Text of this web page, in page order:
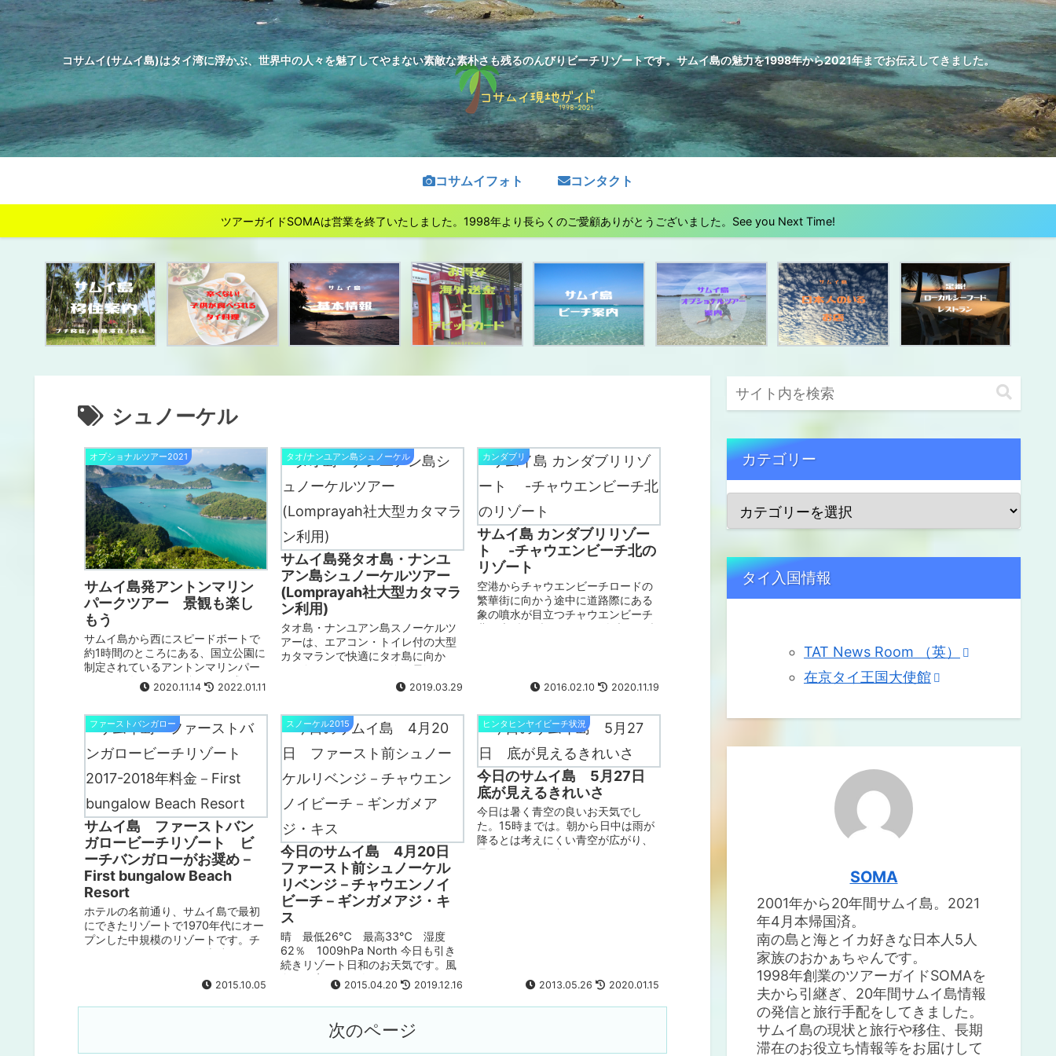
コサムイ(サムイ島)はタイ湾に浮かぶ、世界中の人々を魅了してやまない素敵な素朴さも残るのんびりビーチリゾートです。サムイ島の魅力を1998年から2021年までお伝えしてきました。
コサムイフォト コンタクト
ツアーガイドSOMAは営業を終了いたしました。1998年より長らくのご愛顧ありがとうございました。See you Next Time!
シュノーケル
オプショナルツアー2021
サムイ島発アントンマリン
パークツアー 景観も楽し
もう
サムイ島から西にスピードボートで
約1時間のところにある、国立公園に
制定されているアントンマリンパー
クは、石灰石の42の島々で形成され
ていて、そのほとんどが無人島の風
ール条約に登録されています。 カヤ
ック、シュノーケル、観光が楽しめ
る１日ツアーをご紹介します。
2020.11.14 2022.01.11
タオ/ナンユアン島シュノーケル
サムイ島発タオ島・ナンユ
アン島シュノーケルツアー
(Lomprayah社大型カタマラ
ン利用)
タオ島・ナンユアン島スノーケルツ
アーは、エアコン・トイレ付の大型
カタマランで快適にタオ島に向か
い、魚うじゃうじゃの海と景観もす
ばらしいナンユアン島を一日かけて
ってみよう！
2019.03.29
カンダブリ
サムイ島 カンダブリリゾー
ト -チャウエンビーチ北の
リゾート
空港からチャウエンビーチロードの
繁華街に向かう途中に道路際にある
象の噴水が目立つチャウエンビーチ
北の大型リゾートのカンダブリリゾ
ンビーチの繁華街からは若干離れま
全室52M2以上でスノーケルが楽し
めるビーチがホテル目の前というサ
のビーチでスノーケルができるホテ
ル”という条件に当てはまります。リ
ゾートは海側と道路を挟んで山側に
あり、両サイドに広めにプールがあ
り、レストランは4箇所、小さなジム
とスパも併設しているサムイでは大
型リゾートに入ります。しっかりと
けました！ 1泊1部屋1万円ちょっと
えている方には、同じ金額でチョッ
2016.02.10 2020.11.19
ファーストバンガロー
サムイ島 ファーストバン
ガロービーチリゾート ビ
ーチバンガローがお奨め－
First bungalow Beach
Resort
ホテルの名前通り、サムイ島で最初
にできたリゾートで1970年代にオー
プンした中規模のリゾートです。チ
ャウエンビーチロードの南端になり
られたチャウエンノイビーチに位置
スノーケルも多少できます。内装は
前の砂浜の上に建てられたビーチバ
2015.10.05
スノーケル2015
今日のサムイ島 4月20日
ファースト前シュノーケル
リベンジ－チャウエンノイ
ビーチ－ギンガメアジ・キ
ス
晴 最低26℃ 最高33℃ 湿度
62％ 1009hPa North 今日も引き
続きリゾート日和のお天気です。風
向きが変わり、昨日より風もなくな
り、暑いったらありゃしない空気の
ぬるさです。適度な水分補給が必要
です。 写真 ...
2015.04.20 2019.12.16
ヒンタヒンヤイビーチ状況
今日のサムイ島 5月27日
底が見えるきれいさ
今日は暑く青空の良いお天気でし
た。15時までは。朝から日中は雨が
降るとは考えにくい青空が広がり、
暑く、まぶしく良いお天気でした
えることが多いのですが、今日は底
ーケルしたくなる度が増します。
2013.05.26 2020.01.15
次のページ
カテゴリー
タイ入国情報
TAT News Room （英）
在京タイ王国大使館
SOMA
2001年から20年間サムイ島。2021
年4月本帰国済。
南の島と海とイカ好きな日本人5人
家族のおかぁちゃんです。
1998年創業のツアーガイドSOMAを
夫から引継ぎ、20年間サムイ島情報
の発信と旅行手配をしてきました。
サムイ島の現状と旅行や移住、長期
滞在のお役立ち情報等をお届けして